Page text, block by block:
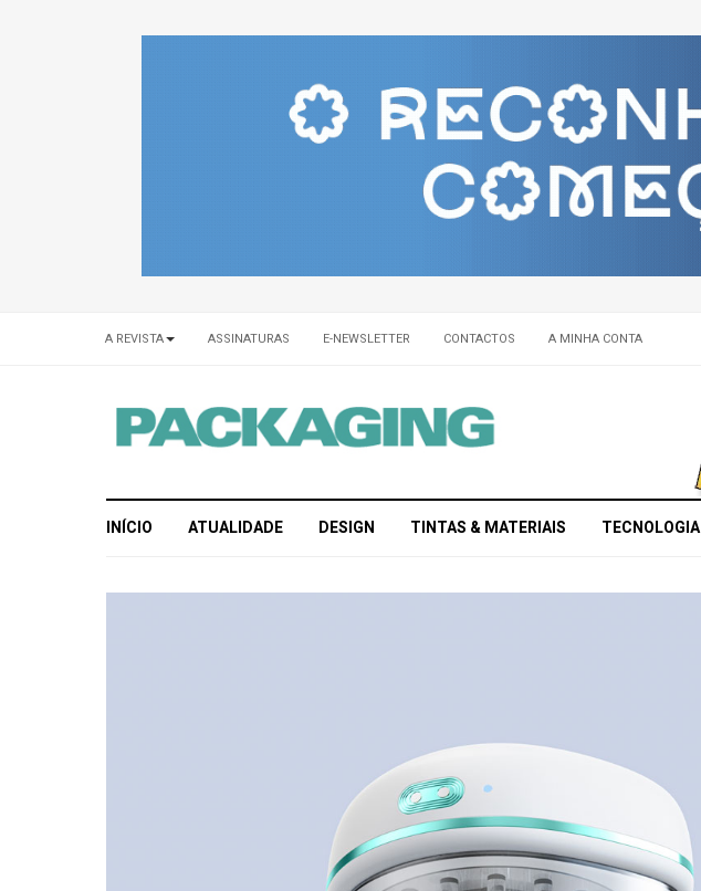
A REVISTA ASSINATURAS E-NEWSLETTER CONTACTOS A MINHA CONTA
INÍCIO ATUALIDADE DESIGN TINTAS & MATERIAIS TECNOLOGIA